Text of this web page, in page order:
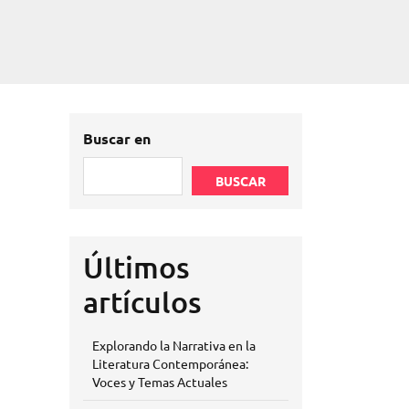
Buscar en
BUSCAR
Últimos
artículos
Explorando la Narrativa en la
Literatura Contemporánea:
Voces y Temas Actuales